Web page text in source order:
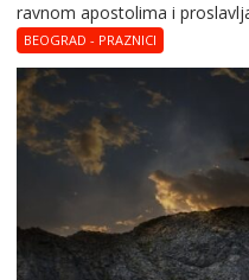
ravnom apostolima i
BEOGRAD - PRAZNICI